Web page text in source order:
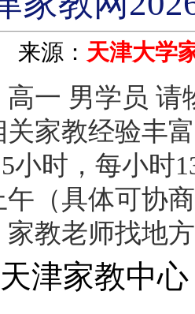
来源： 天津大学
一 男学员
家教经验丰
小时，每小时
午（具体可协
家教老师找地
天津家教中心